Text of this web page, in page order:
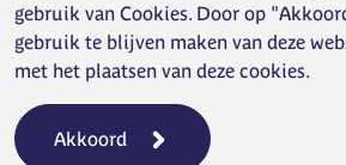
gebruik van Cookies. Door op
gebruik te blijven maken van deze
met het plaatsen van deze cookies.
Akkoord